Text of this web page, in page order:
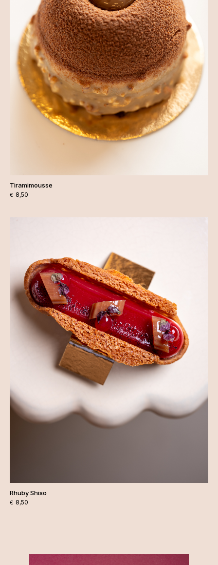
Tiramimousse
€ 8,50
Rhuby Shiso
€ 8,50